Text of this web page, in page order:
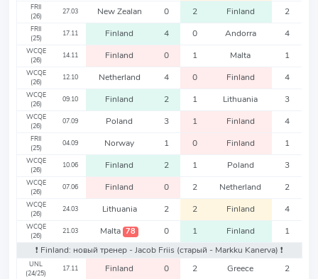
FRII
(26)
27.03 New Zealan 0 2 Finland 2
FRII
(25)
17.11 Finland 4 0 Andorra 4
WCQE
(26)
14.11 Finland 0 1 Malta 1
WCQE
(26)
12.10 Netherland 4 0 Finland 4
WCQE
(26)
09.10 Finland 2 1 Lithuania 3
WCQE
(26)
07.09 Poland 3 1 Finland 4
FRII
(25)
04.09 Norway 1 0 Finland 1
WCQE
(26)
10.06 Finland 2 1 Poland 3
WCQE
(26)
07.06 Finland 0 2 Netherland 2
WCQE
(26)
24.03 Lithuania 2 2 Finland 4
WCQE
(26)
21.03 Malta 78 0 1 Finland
1
❗️ Finland: новый тренер - Jacob Friis (старый - Markku Kanerva) ❗️
UNL
(24/25)
17.11 Finland 0 2 Greece 2